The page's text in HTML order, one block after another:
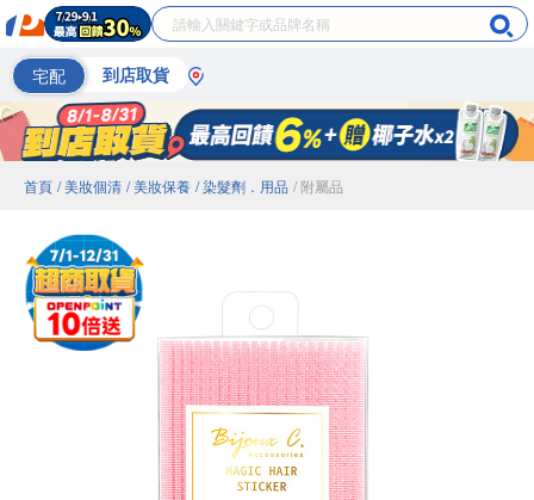
宅配 到店取貨
首頁 / 美妝個清 / 美妝保養 / 染髮劑．用品 / 附屬品